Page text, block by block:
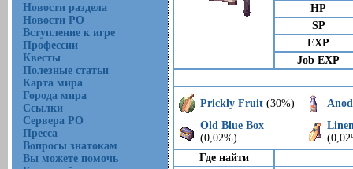
Новости раздела
Новости РО
Вступление к игре
Профессии
Квесты
Полезные статьи
Карта мира
Города мира
Ссылки
Сервера РО
Пресса
Вопросы знатокам
Вы можете помочь
HP
SP
EXP
Job EXP
Prickly Fruit (30%)
Old Blue Box
(0,02%)
Где найти